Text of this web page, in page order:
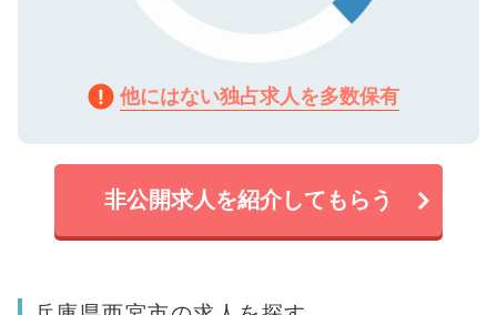
他にはない独占求人を多数保有
非公開求人を紹介してもらう